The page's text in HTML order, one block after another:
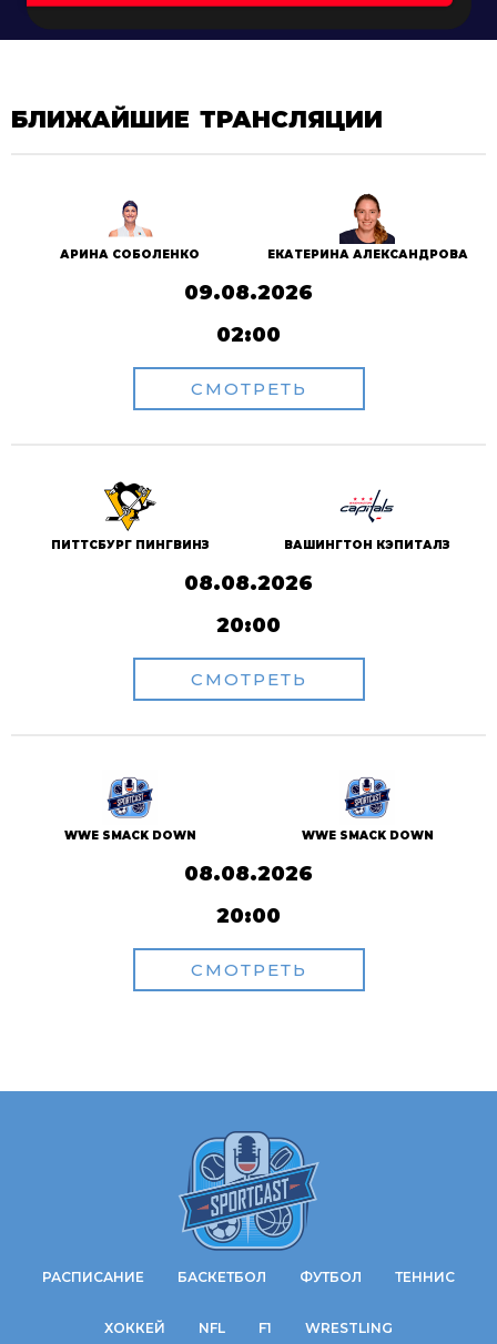
БЛИЖАЙШИЕ ТРАНСЛЯЦИИ
АРИНА СОБОЛЕНКО ЕКАТЕРИНА АЛЕКСАНДРОВА
09.08.2026
02:00
СМОТРЕТЬ
ПИТТСБУРГ ПИНГВИНЗ ВАШИНГТОН КЭПИТАЛЗ
08.08.2026
20:00
СМОТРЕТЬ
WWE SMACK DOWN WWE SMACK DOWN
08.08.2026
20:00
СМОТРЕТЬ
РАСПИСАНИЕ БАСКЕТБОЛ ФУТБОЛ ТЕННИС
ХОККЕЙ NFL F1 WRESTLING